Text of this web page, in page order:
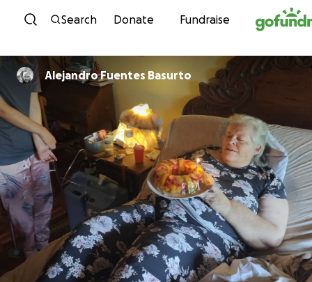
Skip to content
Search Donate Fundraise
Alejandro Fuentes Basurto